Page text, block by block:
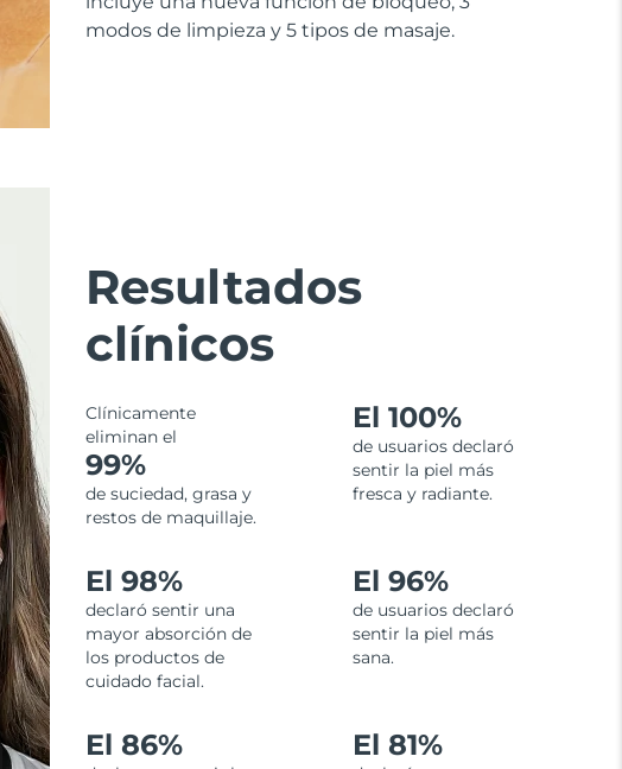
modos de limpieza y 5 tipos de masaje.
Resultados
clínicos
Clínicamente
eliminan el
99%
de suciedad, grasa y
restos de maquillaje.
El 100%
de usuarios declaró
sentir la piel más
fresca y radiante.
El 98%
declaró sentir una
mayor absorción de
los productos de
cuidado facial.
El 96%
de usuarios declaró
sentir la piel más
sana.
El 86% El 81%